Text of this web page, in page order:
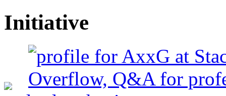
Initiative